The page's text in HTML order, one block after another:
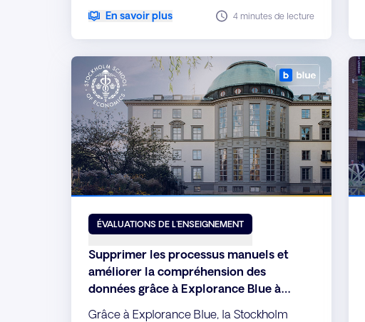
exploitables en automatisant la collecte et
l'analyse du Feedback grâce à Explorance
Blue, améliorant ainsi la qualité des
données et l'engagement des participants
dans l'ensemble de ses programmes de
formation pour cadres.
En savoir plus 4 minutes de lecture
ÉVALUATIONS DE L'ENSEIGNEMENT
Supprimer les processus manuels et
améliorer la compréhension des
données grâce à Explorance Blue à
Grâce à Explorance Blue, la Stockholm